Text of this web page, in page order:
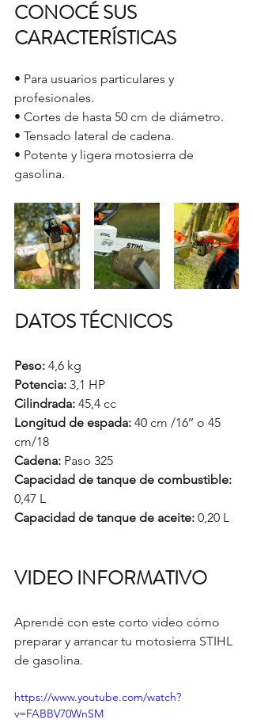
CONOCÉ SUS
CARACTERÍSTICAS
• Para usuarios particulares y
profesionales.
• Cortes de hasta 50 cm de diámetro.
• Tensado lateral de cadena.
• Potente y ligera motosierra de
gasolina.
DATOS TÉCNICOS
Peso: 4,6 kg
Potencia: 3,1 HP
Cilindrada: 45,4 cc
Longitud de espada: 40 cm /16’’ o 45
cm/18
Cadena: Paso 325
Capacidad de tanque de combustible:
0,47 L
Capacidad de tanque de aceite: 0,20 L
VIDEO INFORMATIVO
Aprendé con este corto video cómo
preparar y arrancar tu motosierra STIHL
de gasolina.
https://www.youtube.com/watch?
v=FABBV70WnSM